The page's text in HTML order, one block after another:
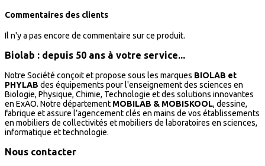
Commentaires des clients
Il n'y a pas encore de commentaire sur ce produit.
Biolab : depuis 50 ans à votre service...
Notre Société conçoit et propose sous les marques BIOLAB et
PHYLAB des équipements pour l'enseignement des sciences en
Biologie, Physique, Chimie, Technologie et des solutions innovantes
en ExAO. Notre département MOBILAB & MOBISKOOL, dessine,
fabrique et assure l’agencement clés en mains de vos établissements
en mobiliers de collectivités et mobiliers de laboratoires en sciences,
informatique et technologie.
Nous contacter